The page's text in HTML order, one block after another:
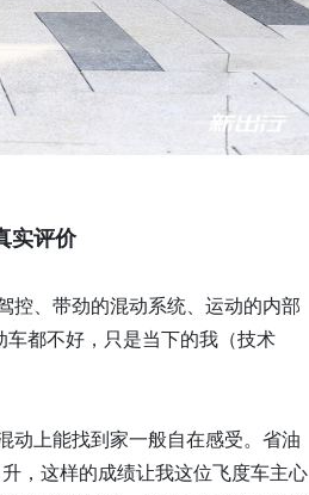
实评价
控、带劲的混动系统、运动的内部
都不好，只是当下的我（技术
动上能找到家一般自在感受。省油
，这样的成绩让我这位飞度车主心